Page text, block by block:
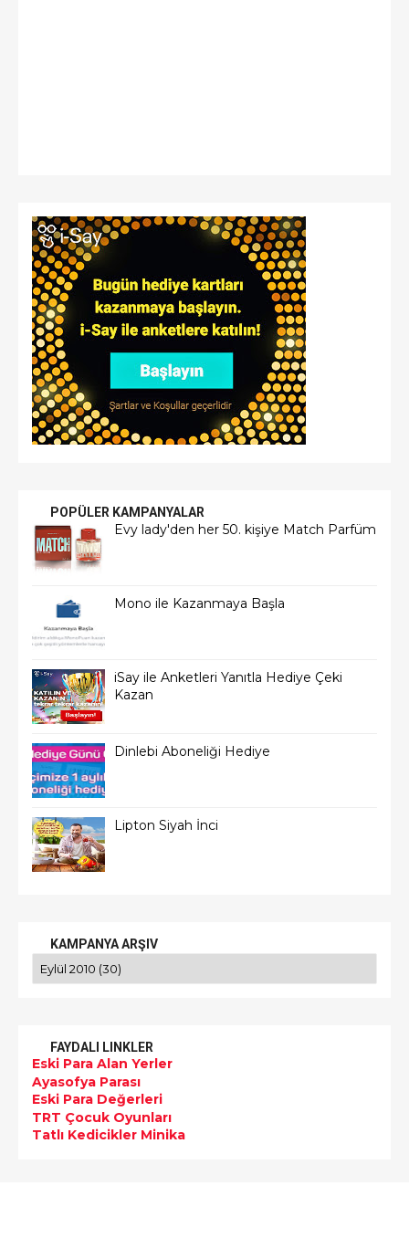
POPÜLER KAMPANYALAR
Evy lady'den her 50. kişiye Match Parfüm
Mono ile Kazanmaya Başla
iSay ile Anketleri Yanıtla Hediye Çeki
Kazan
Dinlebi Aboneliği Hediye
Lipton Siyah İnci
KAMPANYA ARŞIV
FAYDALI LINKLER
Eski Para Alan Yerler
Ayasofya Parası
Eski Para Değerleri
TRT Çocuk Oyunları
Tatlı Kedicikler Minika